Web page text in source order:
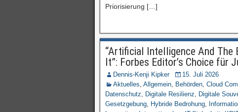
Priorisierung […]
“Artificial Intelligence And The
It”: Forbes Editor’s Choice für
Dennis-Kenji Kipker
15. Juli 2026
Aktuelles, Allgemein, Behörden, Cloud
Datenschutz, Digitale Resilienz, Digitale
Gesetzgebung, Hybride Bedrohung,